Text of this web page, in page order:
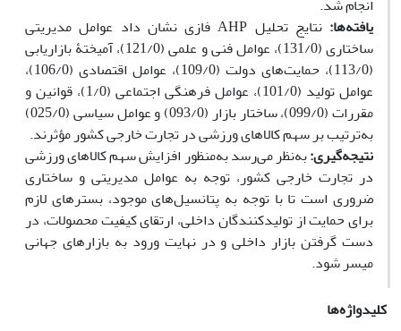
انجام شد.
یافته‌ها:
نتایج تحلیل AHP فازی نشان داد عوامل مدیریتی
ساختاری (131/0)، عوامل فنی و علمی (121/0)، آمیختۀ بازاریابی
(113/0)، حمایت‌های دولت (109/0)، عوامل اقتصادی (106/0)،
عوامل تولید (101/0)، عوامل فرهنگی اجتماعی (1/0)، قوانین و
مقررات (099/0)، ساختار بازار (093/0) و عوامل سیاسی (025/0)
به‌ترتیب بر سهم کالاهای ورزشی در تجارت خارجی کشور مؤثرند.
نتیجه‌گیری:به‌نظر می‌رسد به‌منظور افزایش سهم کالاهای ورزشی
در تجارت خارجی کشور، توجه به عوامل مدیریتی و ساختاری
ضروری است تا با توجه به پتانسیل‌های موجود، بسترهای لازم
برای حمایت از تولیدکنندگان داخلی، ارتقای کیفیت محصولات، در
دست گرفتن بازار داخلی و در نهایت ورود به بازارهای جهانی
میسر شود.
کلیدواژه‌ها